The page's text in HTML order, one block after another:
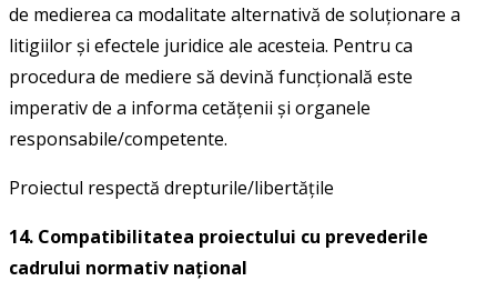
de medierea ca modalitate alternativă de soluționare a
litigiilor și efectele juridice ale acesteia. Pentru ca
procedura de mediere să devină funcțională este
imperativ de a informa cetățenii și organele
responsabile/competente.
Proiectul respectă drepturile/libertăţile
14. Compatibilitatea proiectului cu prevederile
cadrului normativ național